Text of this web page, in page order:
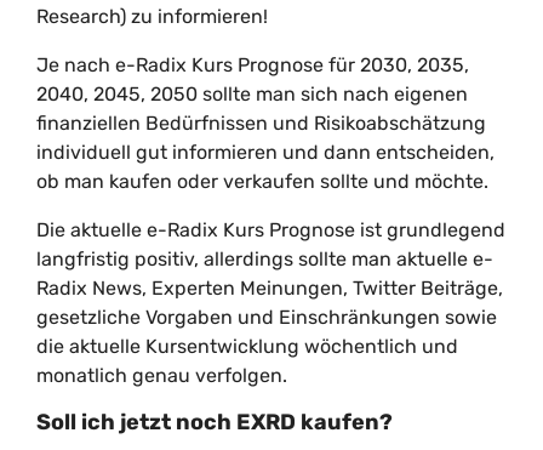
Research) zu informieren!
Je nach e-Radix Kurs Prognose für 2030, 2035,
2040, 2045, 2050 sollte man sich nach eigenen
finanziellen Bedürfnissen und Risikoabschätzung
individuell gut informieren und dann entscheiden,
ob man kaufen oder verkaufen sollte und möchte.
Die aktuelle e-Radix Kurs Prognose ist grundlegend
langfristig positiv, allerdings sollte man aktuelle e-
Radix News, Experten Meinungen, Twitter Beiträge,
gesetzliche Vorgaben und Einschränkungen sowie
die aktuelle Kursentwicklung wöchentlich und
monatlich genau verfolgen.
Soll ich jetzt noch EXRD kaufen?